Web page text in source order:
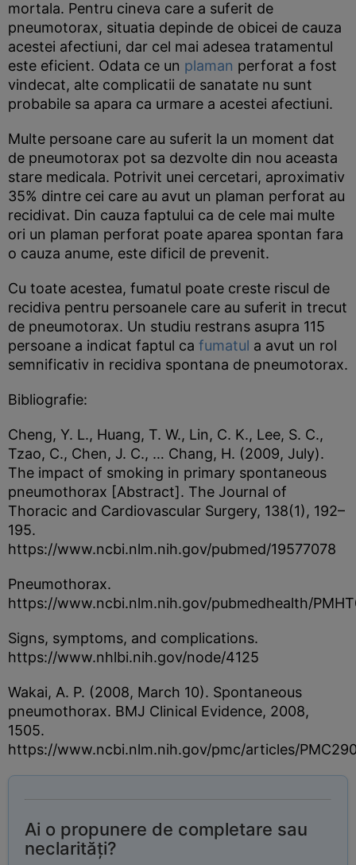
mortala. Pentru cineva care a suferit de
pneumotorax, situatia depinde de obicei de cauza
acestei afectiuni, dar cel mai adesea tratamentul
este eficient. Odata ce un plaman perforat a fost
vindecat, alte complicatii de sanatate nu sunt
probabile sa apara ca urmare a acestei afectiuni.
Multe persoane care au suferit la un moment dat
de pneumotorax pot sa dezvolte din nou aceasta
stare medicala. Potrivit unei cercetari, aproximativ
35% dintre cei care au avut un plaman perforat au
recidivat. Din cauza faptului ca de cele mai multe
ori un plaman perforat poate aparea spontan fara
o cauza anume, este dificil de prevenit.
Cu toate acestea, fumatul poate creste riscul de
recidiva pentru persoanele care au suferit in trecut
de pneumotorax. Un studiu restrans asupra 115
persoane a indicat faptul ca fumatul a avut un rol
semnificativ in recidiva spontana de pneumotorax.
Bibliografie:
Cheng, Y. L., Huang, T. W., Lin, C. K., Lee, S. C.,
Tzao, C., Chen, J. C., … Chang, H. (2009, July).
The impact of smoking in primary spontaneous
pneumothorax [Abstract]. The Journal of
Thoracic and Cardiovascular Surgery, 138(1), 192–
195.
https://www.ncbi.nlm.nih.gov/pubmed/19577078
Pneumothorax.
https://www.ncbi.nlm.nih.gov/pubmedhealth/
Signs, symptoms, and complications.
https://www.nhlbi.nih.gov/node/4125
Wakai, A. P. (2008, March 10). Spontaneous
pneumothorax. BMJ Clinical Evidence, 2008,
1505.
https://www.ncbi.nlm.nih.gov/pmc/articles/
Ai o propunere de completare sau
neclarități?